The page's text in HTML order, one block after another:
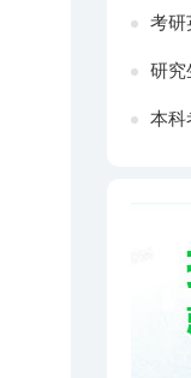
考研
研究
本科